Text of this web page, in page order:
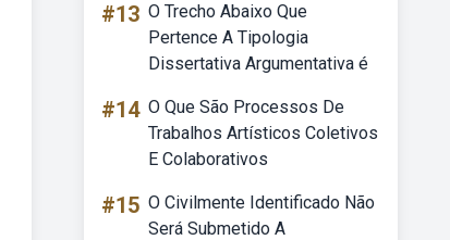
#13 O Trecho Abaixo Que
Pertence A Tipologia
Dissertativa Argumentativa é
#14 O Que São Processos De
Trabalhos Artísticos Coletivos
E Colaborativos
#15 O Civilmente Identificado Não
Será Submetido A